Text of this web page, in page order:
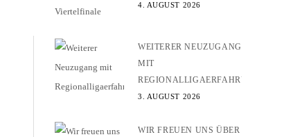
4. AUGUST 2026
WEITERER NEUZUGANG
MIT
REGIONALLIGAERFAHRUNG
3. AUGUST 2026
WIR FREUEN UNS ÜBER